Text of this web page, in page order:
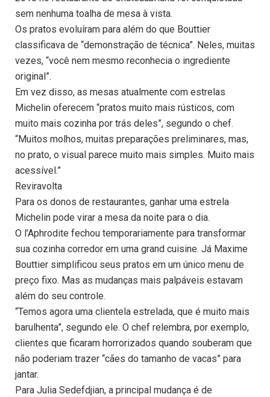
sem nenhuma toalha de mesa à vista.
Os pratos evoluíram para além do que Bouttier
classificava de “demonstração de técnica”. Neles, muitas
vezes, “você nem mesmo reconhecia o ingrediente
original”.
Em vez disso, as mesas atualmente com estrelas
Michelin oferecem “pratos muito mais rústicos, com
muito mais cozinha por trás deles”, segundo o chef.
“Muitos molhos, muitas preparações preliminares, mas,
no prato, o visual parece muito mais simples. Muito mais
acessível.”
Reviravolta
Para os donos de restaurantes, ganhar uma estrela
Michelin pode virar a mesa da noite para o dia.
O l’Aphrodite fechou temporariamente para transformar
sua cozinha corredor em uma grand cuisine. Já Maxime
Bouttier simplificou seus pratos em um único menu de
preço fixo. Mas as mudanças mais palpáveis estavam
além do seu controle.
“Temos agora uma clientela estrelada, que é muito mais
barulhenta”, segundo ele. O chef relembra, por exemplo,
clientes que ficaram horrorizados quando souberam que
não poderiam trazer “cães do tamanho de vacas” para
jantar.
Para Julia Sedefdjian, a principal mudança é de